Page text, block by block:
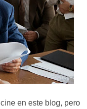
en este blog, pero